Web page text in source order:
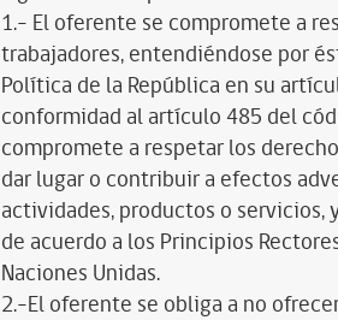
1.- El oferente se compromete a
trabajadores, entendiéndose por
Política de la República en su
conformidad al artículo 485 del
compromete a respetar los
dar lugar o contribuir a efectos
actividades, productos o servicios,
de acuerdo a los Principios
Naciones Unidas.
2.-El oferente se obliga a no